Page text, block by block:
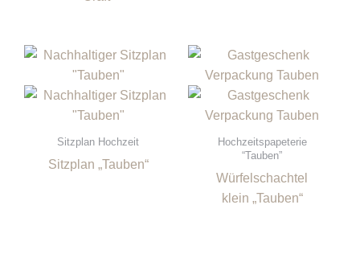
Sitzplan Hochzeit
Sitzplan „Tauben“
Hochzeitspapeterie
“Tauben”
Würfelschachtel
klein „Tauben“